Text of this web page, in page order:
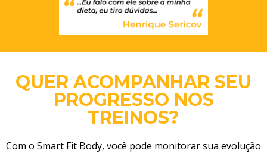
QUER ACOMPANHAR SEU
PROGRESSO NOS
TREINOS?
Com o Smart Fit Body, você pode monitorar sua evolução